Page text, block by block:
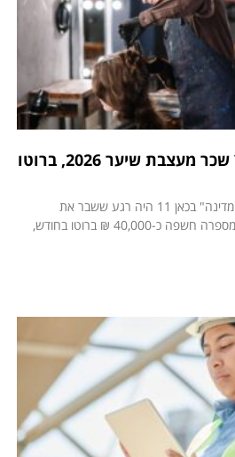
כמה מרוויחה ספרית? שכר מעצבת שיער 2026, ברוטו
בפרק השני של "התלוש של המדינה" בכאן 11 היה רגע ששבר את
הטבלה. מעצבת שיער בעלת מספרה חשפה כ-40,000 ₪ ברוטו בחודש,